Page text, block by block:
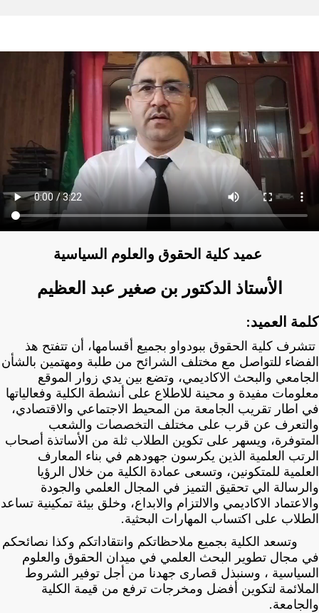
عميد كلية الحقوق
الأستاذ الدكتور بن صغير عبد العظيم
كلمة العميد:
تتشرف كلية الحقوق ببودواو بجميع أقسامها، أن تتفتح هذ
الفضاء للتواصل مع مختلف الشرائح من طلبة ومهتمين بالشأن
الجامعي والبحث الاكاديمي، وتضع بين يدي زوار الموقع
معلومات مفيدة و محينة للاطلاع على أنشطة الكلية وفعالياتها
في اطار تقريب الجامعة من المحيط الاجتماعي والاقتصادي،
والتعرف عن قرب على مختلف التخصصات والشعب
المتوفرة، ويسهر على تكوين الطلاب ثلة من الأساتذة أصحاب
الرتب العلمية الذين يكرسون جهودهم في بناء المعارف
العلمية للمتكونين، وتسعى عمادة الكلية من خلال الرؤيا
والرسالة الي تحقيق التميز في المجال العلمي والجودة
والاعتماد الاكاديمي والالتزام والابداع، وخلق بيئة تمكينية تساعد
الطلاب على اكتساب المهارات البحثية.
وتسعد الكلية بجميع ملاحظاتكم وانتقاداتكم وكذا نصائحكم
في مجال تطوير البحث العلمي في ميدان الحقوق والعلوم
السياسية ، وسنبذل قصارى جهدنا من أجل توفير الشروط
الملائمة لتكوين أفضل ومخرجات ترفع من قيمة الكلية
والجامعة.